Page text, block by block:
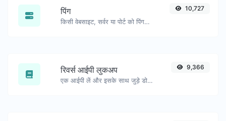
पिंग
किसी वेबसाइट, सर्वर या पोर्ट को पिंग करें।
10,727
रिवर्स आईपी लुकअप
एक आईपी लें और इसके साथ जुड़े डोमेन/होस्ट की तलाश करें।
9,366